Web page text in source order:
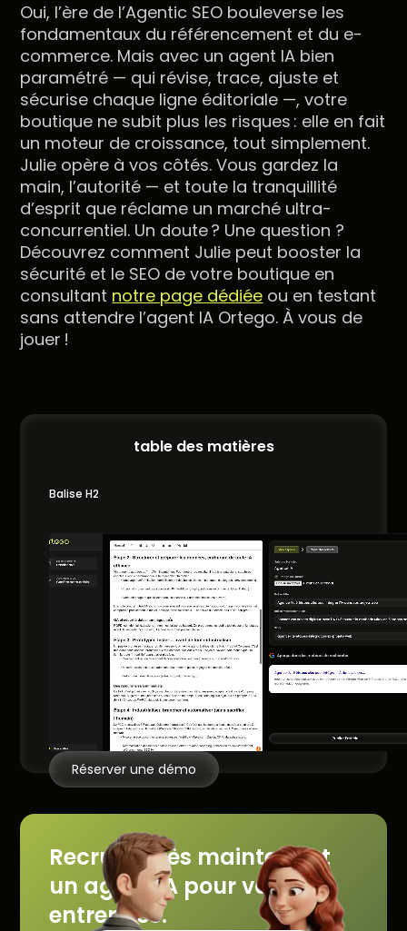
Oui, l’ère de l’Agentic SEO bouleverse les
fondamentaux du référencement et du e-
commerce. Mais avec un agent IA bien
paramétré — qui révise, trace, ajuste et
sécurise chaque ligne éditoriale —, votre
boutique ne subit plus les risques : elle en fait
un moteur de croissance, tout simplement.
Julie opère à vos côtés. Vous gardez la
main, l’autorité — et toute la tranquillité
d’esprit que réclame un marché ultra-
concurrentiel. Un doute ? Une question ?
Découvrez comment Julie peut booster la
sécurité et le SEO de votre boutique en
consultant notre page dédiée ou en testant
sans attendre l’agent IA Ortego. À vous de
jouer !
table des matières
Balise H2
Réserver une démo
Recrutez dès maintenant
un agent IA pour votre
entreprise.